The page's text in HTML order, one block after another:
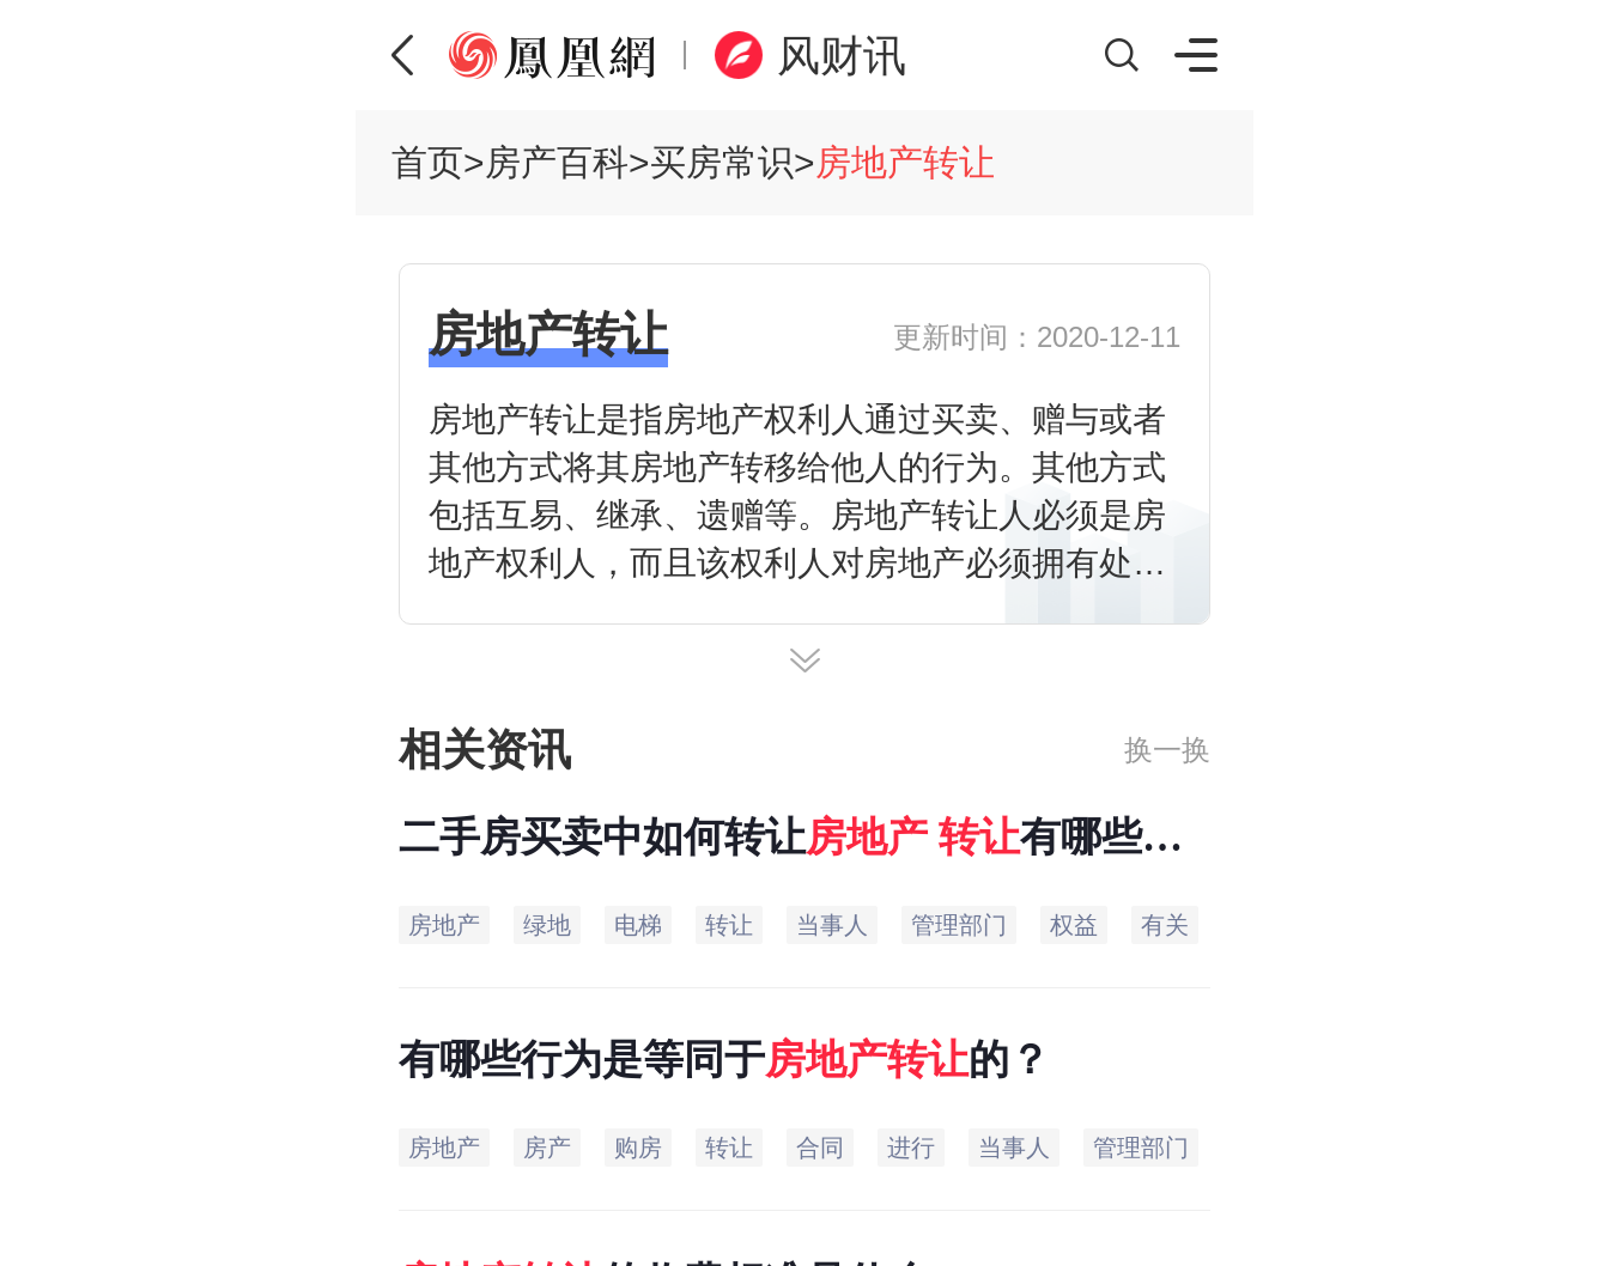
风财讯
首页>房产百科>买房常识>房地产转让
房地产转让 更新时间：2020-12-11
房地产转让是指房地产权利人通过买卖、赠与或者
其他方式将其房地产转移给他人的行为。其他方式
包括互易、继承、遗赠等。房地产转让人必须是房
地产权利人，而且该权利人对房地产必须拥有处分
相关资讯 换一换
二手房买卖中如何转让房地产 转让有哪些后
房地产 绿地 电梯 转让 当事人 管理部门 权益 有关
有哪些行为是等同于房地产转让的？
房地产 房产 购房 转让 合同 进行 当事人 管理部门